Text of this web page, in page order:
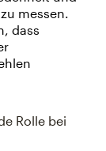
messen.
dass
Rolle bei